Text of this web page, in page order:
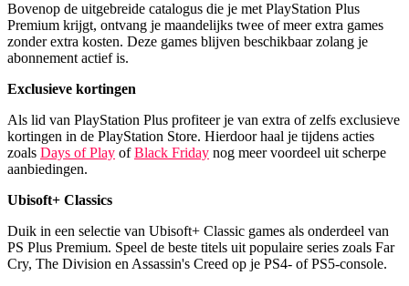
Bovenop de uitgebreide catalogus die je met PlayStation Plus
Premium krijgt, ontvang je maandelijks twee of meer extra games
zonder extra kosten. Deze games blijven beschikbaar zolang je
abonnement actief is.
Exclusieve kortingen
Als lid van PlayStation Plus profiteer je van extra of zelfs exclusieve
kortingen in de PlayStation Store. Hierdoor haal je tijdens acties
zoals Days of Play ofBlack Friday nog meer voordeel uit scherpe
aanbiedingen.
Ubisoft+ Classics
Duik in een selectie van Ubisoft+ Classic games als onderdeel van
PS Plus Premium. Speel de beste titels uit populaire series zoals Far
Cry, The Division en Assassin's Creed op je PS4- of PS5-console.